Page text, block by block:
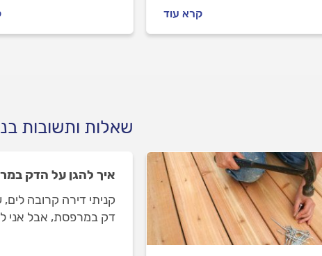
העבודה וכיצד לבחור מתקין
דקים מקצועי שילווה אתכם
קרא עוד
פרגולה ומה הוא כולל,
מתנהלים מול מתקין
שאלות ותשובות
איך להגן על הדק
קניתי דירה קרובה
דק במרפסת, אבל אני